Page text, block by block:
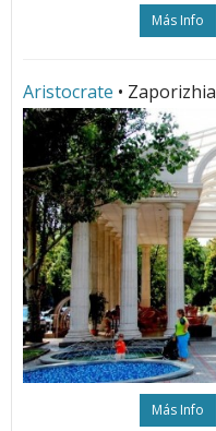
Más Info
Aristocrate • Zaporizhia
Más Info